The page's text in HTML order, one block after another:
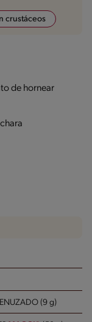
crustáceos
de hornear
(9 g)